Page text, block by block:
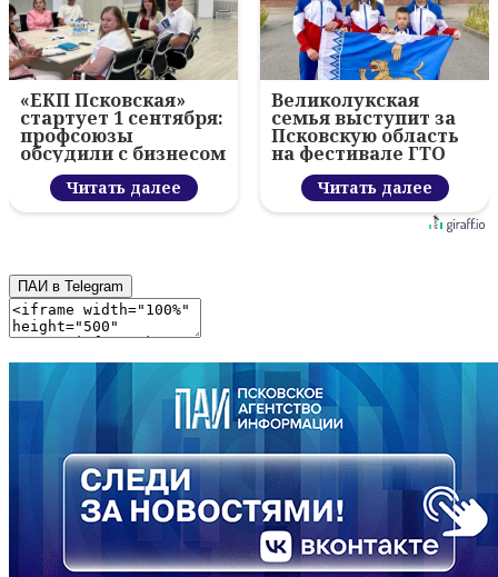
«ЕКП Псковская»
стартует 1 сентября:
профсоюзы
обсудили с бизнесом
новый цифровой
проектЧитать далее
Великолукская
семья выступит за
Псковскую область
на фестивале ГТО
Читать далее
ПАИ в Telegram